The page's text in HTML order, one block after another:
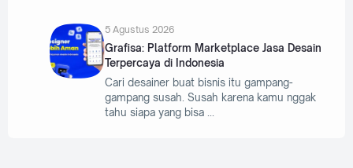
5 Agustus 2026
Grafisa: Platform Marketplace Jasa Desain
Terpercaya di Indonesia
Cari desainer buat bisnis itu gampang-
gampang susah. Susah karena kamu nggak
tahu siapa yang bisa